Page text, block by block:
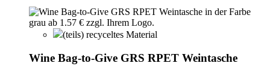
(teils) recyceltes Material
Wine Bag-to-Give GRS RPET Weintasche